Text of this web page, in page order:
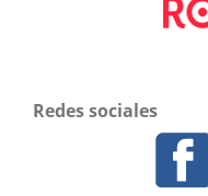
Redes sociales